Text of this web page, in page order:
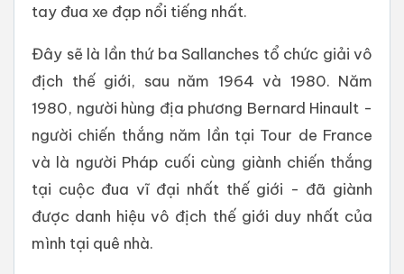
tay đua xe đạp nổi tiếng nhất.
Đây sẽ là lần thứ ba Sallanches tổ chức giải vô
địch thế giới, sau năm 1964 và 1980. Năm
1980, người hùng địa phương Bernard Hinault -
người chiến thắng năm lần tại Tour de France
và là người Pháp cuối cùng giành chiến thắng
tại cuộc đua vĩ đại nhất thế giới - đã giành
được danh hiệu vô địch thế giới duy nhất của
mình tại quê nhà.